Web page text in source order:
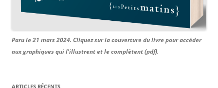
Paru le 21 mars 2024. Cliquez sur la couverture du livre pour accéder
aux graphiques qui l'illustrent et le complètent (pdf).
ARTICLES RÉCENTS